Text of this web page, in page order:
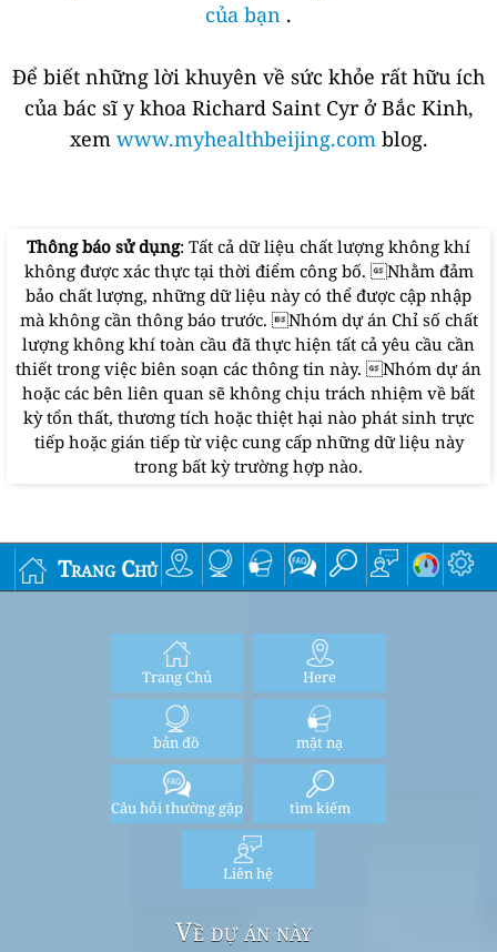
của bạn .
Để biết những lời khuyên về sức khỏe rất hữu ích
của bác sĩ y khoa Richard Saint Cyr ở Bắc Kinh,
xem www.myhealthbeijing.com blog.
Thông báo sử dụng: Tất cả dữ liệu chất lượng không khí
không được xác thực tại thời điểm công bố. Nhằm đảm
bảo chất lượng, những dữ liệu này có thể được cập nhập
mà không cần thông báo trước. Nhóm dự án Chỉ số chất
lượng không khí toàn cầu đã thực hiện tất cả yêu cầu cần
thiết trong việc biên soạn các thông tin này. Nhóm dự án
hoặc các bên liên quan sẽ không chịu trách nhiệm về bất
kỳ tổn thất, thương tích hoặc thiệt hại nào phát sinh trực
tiếp hoặc gián tiếp từ việc cung cấp những dữ liệu này
trong bất kỳ trường hợp nào.
Trang Chủ
Trang Chủ Here
bản đồ mặt nạ
Câu hỏi thường gặp tìm kiếm
Liên hệ
Về dự án này